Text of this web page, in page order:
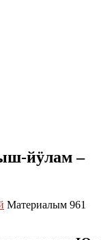
йӱлам –
Материалым 961